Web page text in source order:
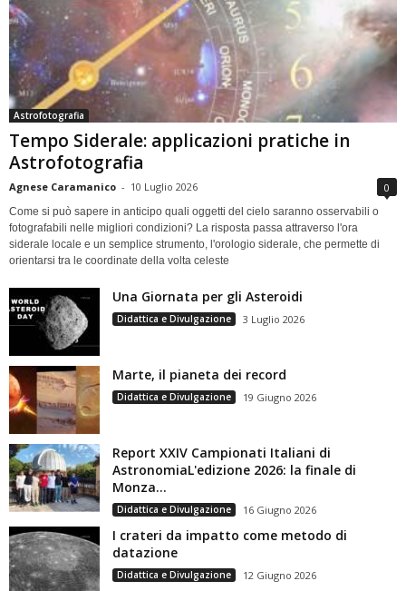
Astrofotografia
Tempo Siderale: applicazioni pratiche in
Astrofotografia
Agnese Caramanico - 10 Luglio 2026 0
Come si può sapere in anticipo quali oggetti del cielo saranno osservabili o
fotografabili nelle migliori condizioni? La risposta passa attraverso l'ora
siderale locale e un semplice strumento, l'orologio siderale, che permette di
orientarsi tra le coordinate della volta celeste
Una Giornata per gli Asteroidi
Didattica e Divulgazione 3 Luglio 2026
Marte, il pianeta dei record
Didattica e Divulgazione 19 Giugno 2026
Report XXIV Campionati Italiani di
AstronomiaL'edizione 2026: la finale di
Monza...
Didattica e Divulgazione 16 Giugno 2026
I crateri da impatto come metodo di
datazione
Didattica e Divulgazione 12 Giugno 2026